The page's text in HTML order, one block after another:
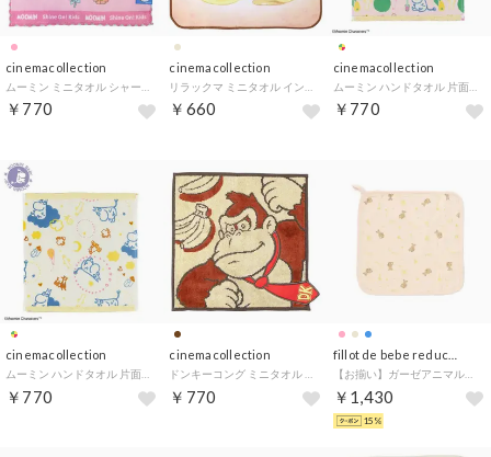
cinemacollection
￥770
cinemacollection
￥660
cinemacollection
ムーミン ハンドタオル 片面ガーゼウォッシュタオル オーガニックコットン フルーツの森 ムーミンベビー 北欧 丸眞 かわいい キャラクター グッズ
￥770
cinemacollection
￥770
cinemacollection
￥770
【お揃い】ガーゼアニマルプリントハンドタオル （ベージュ系）
￥1,430
15%